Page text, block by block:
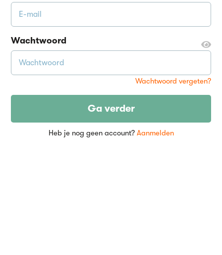
Wachtwoord
Wachtwoord vergeten?
Ga verder
Heb je nog geen account? Aanmelden